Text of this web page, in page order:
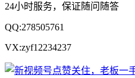
24小时服务，保证随问随答
QQ:278505761
VX:zyf12234237